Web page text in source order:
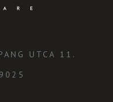
UTCA 11.